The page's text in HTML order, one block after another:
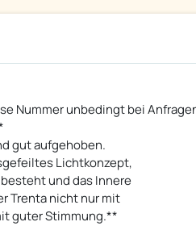
Nummer unbedingt bei
gut aufgehoben.
Lichtkonzept,
und das Innere
Trenta nicht nur mit
guter Stimmung.**